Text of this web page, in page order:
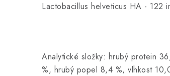
Lactobacillus helveticus HA - 122
Analytické složky: hrubý protein
%, hrubý popel 8,4 %, vlhkost